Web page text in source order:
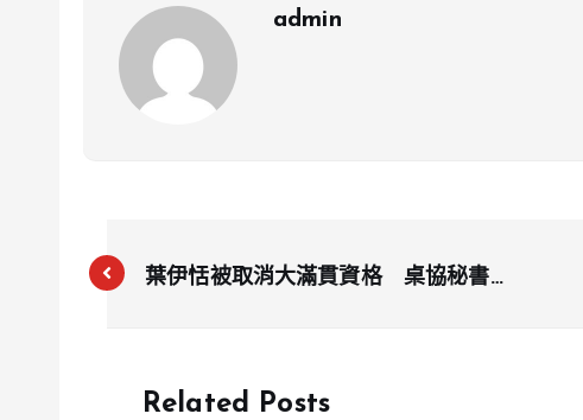
admin
葉伊恬被取消大滿貫資格 桌協秘書長
Related Posts